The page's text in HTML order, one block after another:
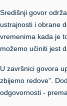
Središnji govor
ustrajnosti i obrane
vremenima kada je
možemo učiniti jest
U završnici govora
zbijemo redove”.
odgovornosti -